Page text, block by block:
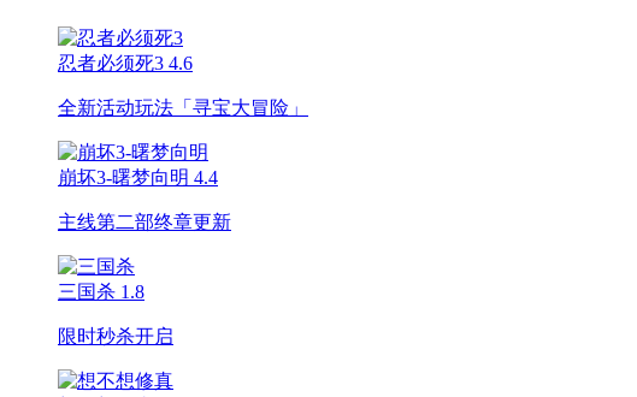
忍者必须死3 4.6
全新活动玩法「寻宝大冒险」
崩坏3-曙梦向明 4.4
主线第二部终章更新
三国杀 1.8
限时秒杀开启